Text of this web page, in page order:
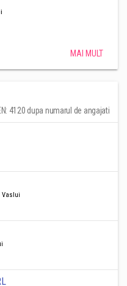
MAI MULT
4120 dupa numarul de angajati
Vaslui